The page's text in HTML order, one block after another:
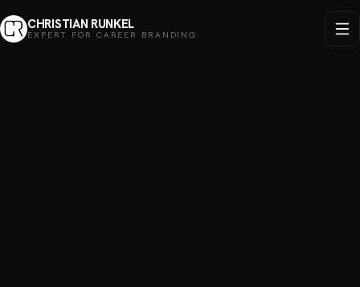
CHRISTIAN RUNKEL
EXPERT FOR CAREER BRANDING